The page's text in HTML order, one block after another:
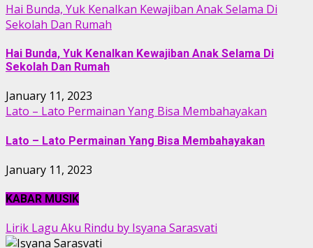
Hai Bunda, Yuk Kenalkan Kewajiban Anak Selama Di
Sekolah Dan Rumah
Hai Bunda, Yuk Kenalkan Kewajiban Anak Selama Di
Sekolah Dan Rumah
January 11, 2023
Lato – Lato Permainan Yang Bisa Membahayakan
Lato – Lato Permainan Yang Bisa Membahayakan
January 11, 2023
KABAR MUSIK
Lirik Lagu Aku Rindu by Isyana Sarasvati